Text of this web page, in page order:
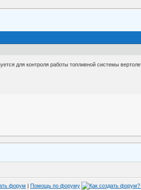
для контроля работы топливной системы
форум | Помощь по форуму